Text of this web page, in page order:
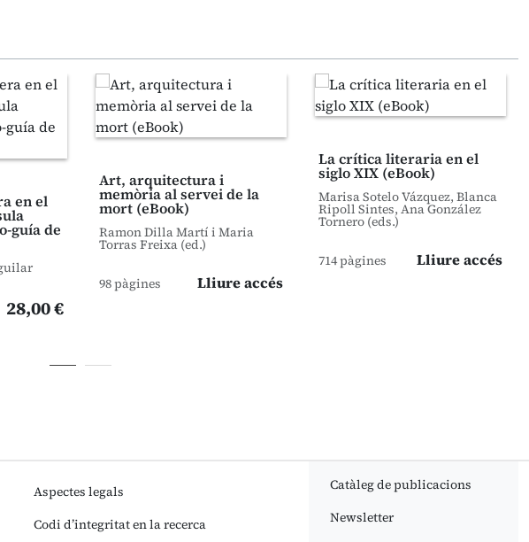
en el
guía de
28,00 €
Art, arquitectura i
memòria al servei de la
mort (eBook)
Ramon Dilla Martí i Maria
Torras Freixa (ed.)
98 pàgines Lliure accés
La crítica literaria en el
siglo XIX (eBook)
Marisa Sotelo Vázquez, Blanca
Ripoll Sintes, Ana González
Tornero (eds.)
714 pàgines Lliure accés
Aspectes legals
Codi d’integritat en la recerca
Catàleg de publicacions
Newsletter